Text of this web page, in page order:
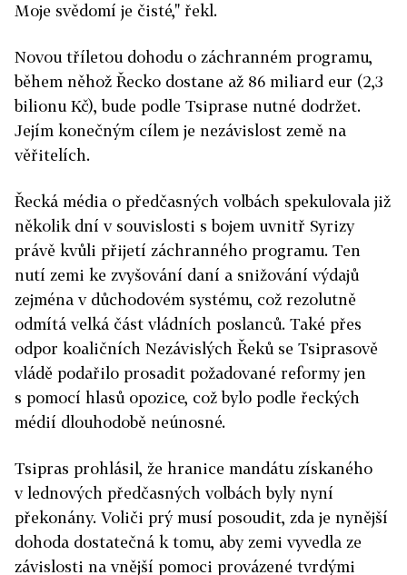
Moje svědomí je čisté," řekl.
Novou tříletou dohodu o záchranném programu,
během něhož Řecko dostane až 86 miliard eur (2,3
bilionu Kč), bude podle Tsiprase nutné dodržet.
Jejím konečným cílem je nezávislost země na
věřitelích.
Řecká média o předčasných volbách spekulovala již
několik dní v souvislosti s bojem uvnitř Syrizy
právě kvůli přijetí záchranného programu. Ten
nutí zemi ke zvyšování daní a snižování výdajů
zejména v důchodovém systému, což rezolutně
odmítá velká část vládních poslanců. Také přes
odpor koaličních Nezávislých Řeků se Tsiprasově
vládě podařilo prosadit požadované reformy jen
s pomocí hlasů opozice, což bylo podle řeckých
médií dlouhodobě neúnosné.
Tsipras prohlásil, že hranice mandátu získaného
v lednových předčasných volbách byly nyní
překonány. Voliči prý musí posoudit, zda je nynější
dohoda dostatečná k tomu, aby zemi vyvedla ze
závislosti na vnější pomoci provázené tvrdými